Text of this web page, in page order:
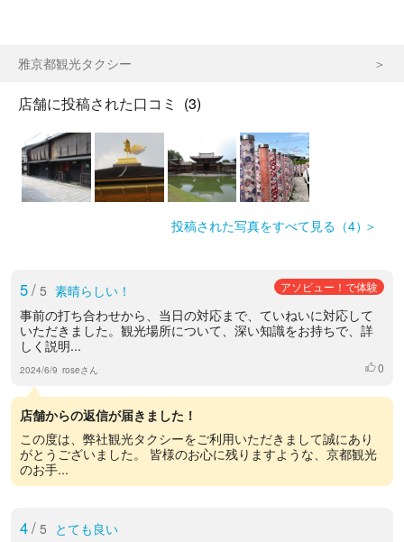
雅京都観光タクシー
店舗に投稿された口コミ (3)
投稿された写真をすべて見る（4）
5/ 5 素晴らしい！ アソビュー！で体験
事前の打ち合わせから、当日の対応まで、ていねいに対応して
いただきました。観光場所について、深い知識をお持ちで、詳
しく説明...
2024/6/9 roseさん いいね
0
店舗からの返信が届きました！
この度は、弊社観光タクシーをご利用いただきまして誠にあり
がとうございました。 皆様のお心に残りますような、京都観光
のお手...
4/ 5 とても良い